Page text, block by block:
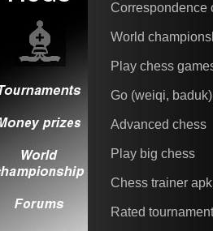
Correspondence
World
Play chess
Go (weiqi, baduk)
Advanced chess
Play big chess
Chess trainer apk
Rated